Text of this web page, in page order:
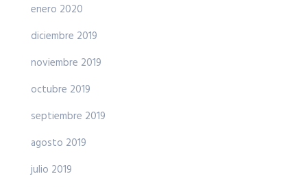
enero 2020
diciembre 2019
noviembre 2019
octubre 2019
septiembre 2019
agosto 2019
julio 2019